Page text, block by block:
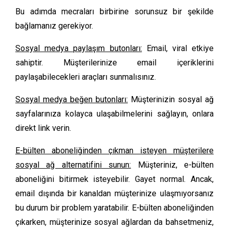
Bu adımda mecraları birbirine sorunsuz bir şekilde
bağlamanız gerekiyor.
Sosyal medya paylaşım butonları: Email, viral etkiye
sahiptir. Müşterilerinize email içeriklerini
paylaşabilecekleri araçları sunmalısınız.
Sosyal medya beğen butonları: Müşterinizin sosyal ağ
sayfalarınıza kolayca ulaşabilmelerini sağlayın, onlara
direkt link verin.
E-bülten aboneliğinden çıkman isteyen müşterilere
sosyal ağ alternatifini sunun:
Müşteriniz, e-bülten
aboneliğini bitirmek isteyebilir. Gayet normal. Ancak,
email dışında bir kanaldan müşterinize ulaşmıyorsanız
bu durum bir problem yaratabilir. E-bülten aboneliğinden
çıkarken, müşterinize sosyal ağlardan da bahsetmeniz,